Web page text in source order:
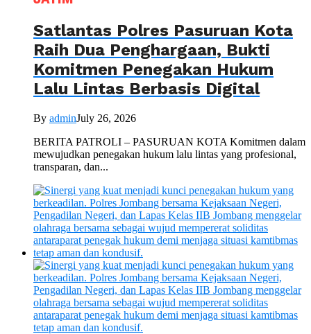
Satlantas Polres Pasuruan Kota
Raih Dua Penghargaan, Bukti
Komitmen Penegakan Hukum
Lalu Lintas Berbasis Digital
By adminJuly 26, 2026
BERITA PATROLI – PASURUAN KOTA Komitmen dalam
mewujudkan penegakan hukum lalu lintas yang profesional,
transparan, dan...